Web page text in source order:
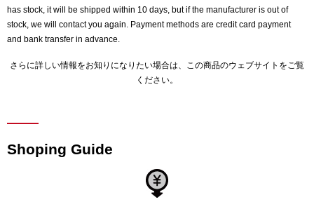
has stock, it will be shipped within 10 days, but if the manufacturer is out of
stock, we will contact you again. Payment methods are credit card payment
and bank transfer in advance.
さらに詳しい情報をお知りになりたい場合は、 この商品のウェブサイト をご覧
ください。
Shoping Guide